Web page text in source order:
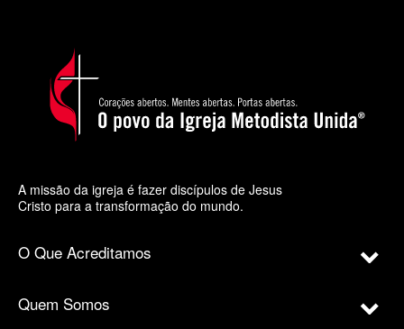
A missão da igreja é fazer discípulos de Jesus
Cristo para a transformação do mundo.
O Que Acreditamos
Quem Somos